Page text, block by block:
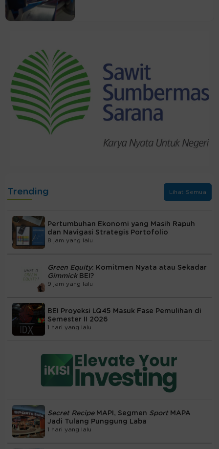
Trending Lihat Semua
Pertumbuhan Ekonomi yang Masih Rapuh
dan Navigasi Strategis Portofolio
8 jam yang lalu
Green Equity: Komitmen Nyata atau Sekadar
Gimmick BEI?
9 jam yang lalu
BEI Proyeksi LQ45 Masuk Fase Pemulihan di
Semester II 2026
1 hari yang lalu
Secret RecipeMAPI, Segmen Sport MAPA
Jadi Tulang Punggung Laba
1 hari yang lalu